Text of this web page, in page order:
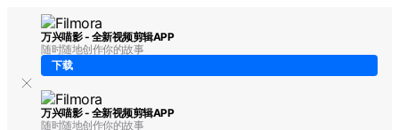
万兴喵影 - 全新视频剪辑APP
随时随地创作你的故事
下载
万兴喵影 - 全新视频剪辑APP
随时随地创作你的故事